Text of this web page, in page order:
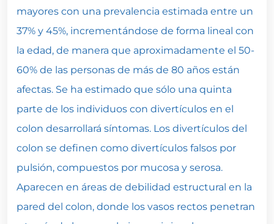
mayores con una prevalencia estimada entre un
37% y 45%, incrementándose de forma lineal con
la edad, de manera que aproximadamente el 50-
60% de las personas de más de 80 años están
afectas. Se ha estimado que sólo una quinta
parte de los individuos con divertículos en el
colon desarrollará síntomas. Los divertículos del
colon se definen como divertículos falsos por
pulsión, compuestos por mucosa y serosa.
Aparecen en áreas de debilidad estructural en la
pared del colon, donde los vasos rectos penetran